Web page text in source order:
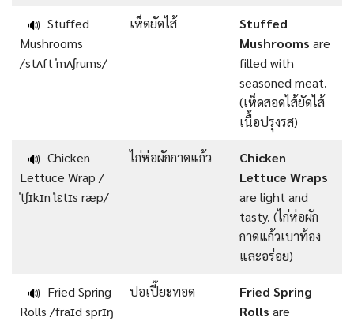
🔊 Stuffed
Mushrooms
/stʌft ˈmʌʃrums/
เห็ดยัดไส้
Stuffed
Mushrooms are
filled with
seasoned meat.
(เห็ดสอดไส้ยัดไส้
เนื้อปรุงรส)
🔊 Chicken
Lettuce Wrap /
ˈtʃɪkɪn ˈlɛtɪs ræp/
ไก่ห่อผักกาดแก้ว
Chicken
Lettuce Wraps
are light and
tasty. (ไก่ห่อผัก
กาดแก้วเบาท้อง
และอร่อย)
🔊 Fried Spring
Rolls /fraɪd sprɪŋ
ปอเปี๊ยะทอด
Fried Spring
Rolls are